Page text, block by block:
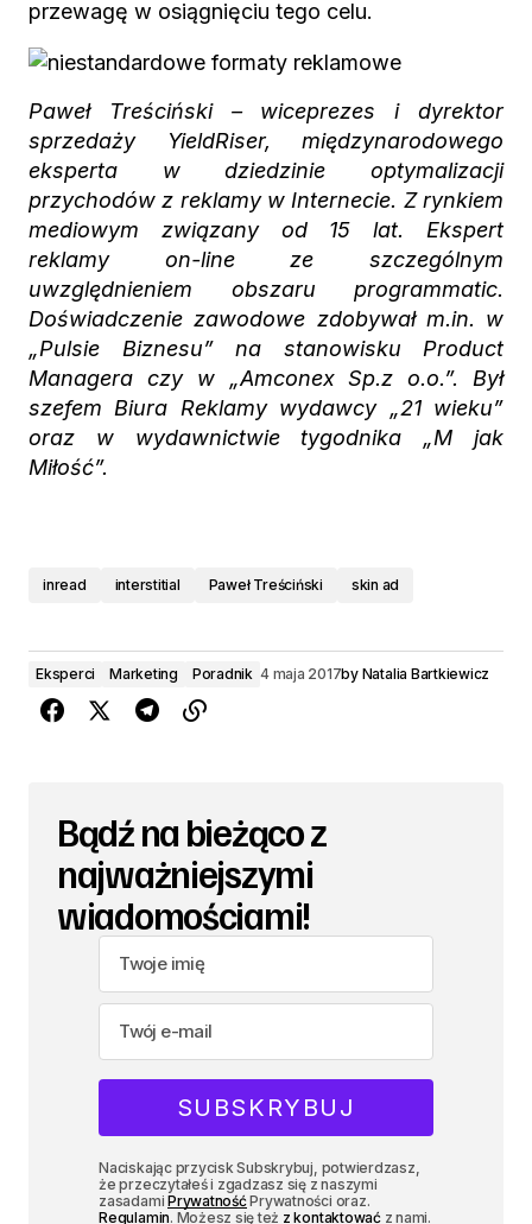
przewagę w osiągnięciu tego celu.
Paweł Treściński – wiceprezes i dyrektor
sprzedaży YieldRiser, międzynarodowego
eksperta w dziedzinie optymalizacji
przychodów z reklamy w Internecie. Z rynkiem
mediowym związany od 15 lat. Ekspert
reklamy on-line ze szczególnym
uwzględnieniem obszaru programmatic.
Doświadczenie zawodowe zdobywał m.in. w
„Pulsie Biznesu” na stanowisku Product
Managera czy w „Amconex Sp.z o.o.”. Był
szefem Biura Reklamy wydawcy „21 wieku”
oraz w wydawnictwie tygodnika „M jak
Miłość”.
inread interstitial Paweł Treściński skin ad
Eksperci Marketing Poradnik 4 maja 2017by Natalia Bartkiewicz
Bądź na bieżąco z
najważniejszymi
wiadomościami!
Naciskając przycisk Subskrybuj, potwierdzasz,
że przeczytałeś i zgadzasz się z naszymi
zasadamiPrywatnośćPrywatności oraz.
Regulamin. Możesz się też z kontaktowaćz nami.